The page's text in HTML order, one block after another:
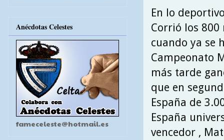
En lo
Corrió los 800
cuando ya se
Campeonato
más tarde
que en
España de
España
vencedor ,
Anécdotas Celestes
fameceleste@hotmail.es